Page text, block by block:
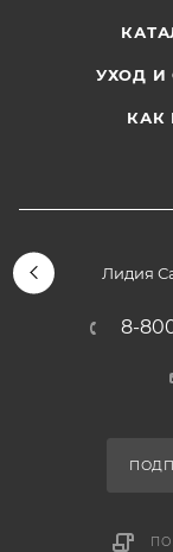
УХОД И
КАК
Лидия
8-